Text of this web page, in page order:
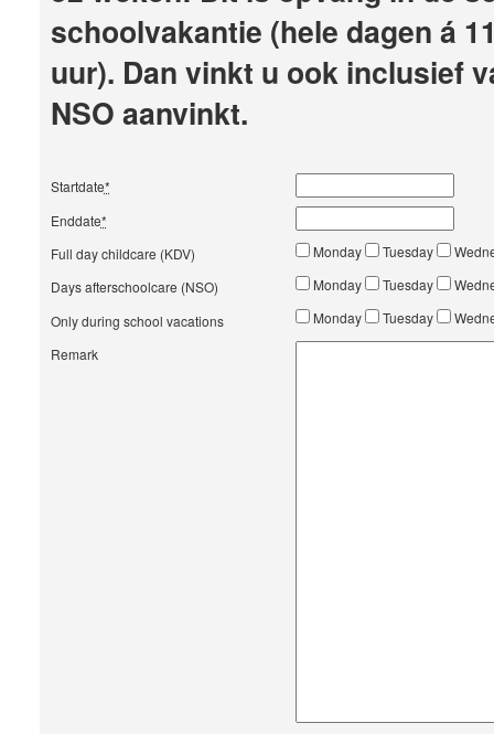
schoolvakantie (hele dagen á
uur). Dan vinkt u ook inclusief
NSO aanvinkt.
Startdate*
Enddate*
Full day childcare (KDV)
Monday Tuesday
Days afterschoolcare (NSO)
Monday Tuesday
Only during school vacations
Monday Tuesday
Remark